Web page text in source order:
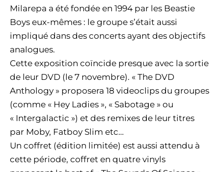
Milarepa a été fondée en 1994 par les Beastie
Boys eux-mêmes : le groupe s’était aussi
impliqué dans des concerts ayant des objectifs
analogues.
Cette exposition coïncide presque avec la sortie
de leur DVD (le 7 novembre). « The DVD
Anthology » proposera 18 videoclips du groupes
(comme « Hey Ladies », « Sabotage » ou
« Intergalactic ») et des remixes de leur titres
par Moby, Fatboy Slim etc…
Un coffret (édition limitée) est aussi attendu à
cette période, coffret en quatre vinyls